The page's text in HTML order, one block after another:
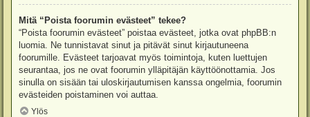
Mitä “Poista foorumin evästeet” tekee?
“Poista foorumin evästeet” poistaa evästeet, jotka ovat phpBB:n
luomia. Ne tunnistavat sinut ja pitävät sinut kirjautuneena
foorumille. Evästeet tarjoavat myös toimintoja, kuten luettujen
seurantaa, jos ne ovat foorumin ylläpitäjän käyttöönottamia. Jos
sinulla on sisään tai uloskirjautumisen kanssa ongelmia, foorumin
evästeiden poistaminen voi auttaa.
Ylös